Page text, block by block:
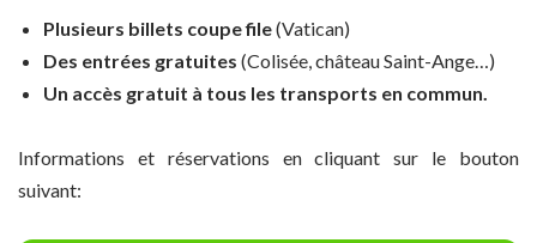
Plusieurs billets coupe file(Vatican)
Des entrées gratuites (Colisée, château Saint-Ange…)
Un accès gratuit à tous les transports en commun.
Informations et réservations en cliquant sur le bouton
suivant: